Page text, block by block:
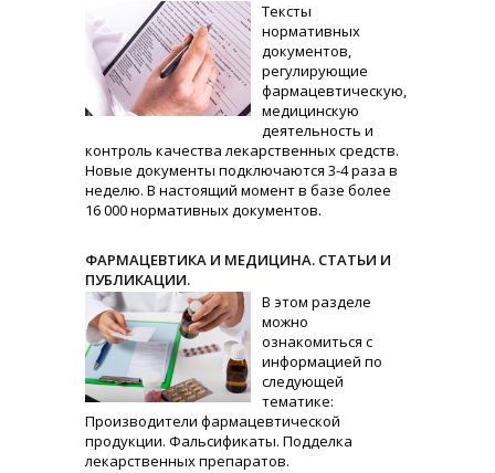
Тексты
нормативных
документов,
регулирующие
фармацевтическую,
медицинскую
деятельность и
контроль качества лекарственных средств.
Новые документы подключаются 3-4 раза в
неделю. В настоящий момент в базе более
16 000 нормативных документов.
ФАРМАЦЕВТИКА И МЕДИЦИНА. СТАТЬИ И
ПУБЛИКАЦИИ.
В этом разделе
можно
ознакомиться с
информацией по
следующей
тематике:
Производители фармацевтической
продукции. Фальсификаты. Подделка
лекарственных препаратов.